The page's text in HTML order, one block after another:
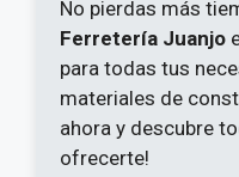
No pierdas más
Ferretería Juanjo
para todas tus
materiales de
ahora y descubre
ofrecerte!